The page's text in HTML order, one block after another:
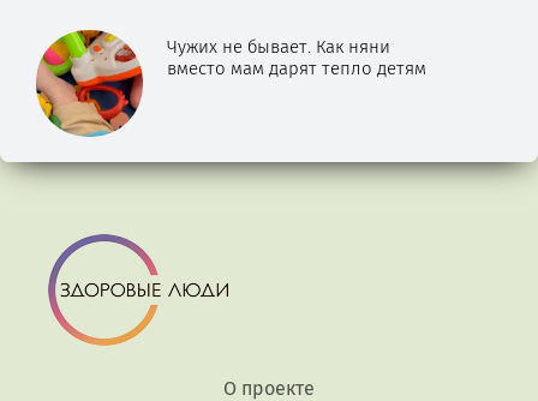
Чужих не бывает. Как няни
вместо мам дарят тепло детям
О проекте